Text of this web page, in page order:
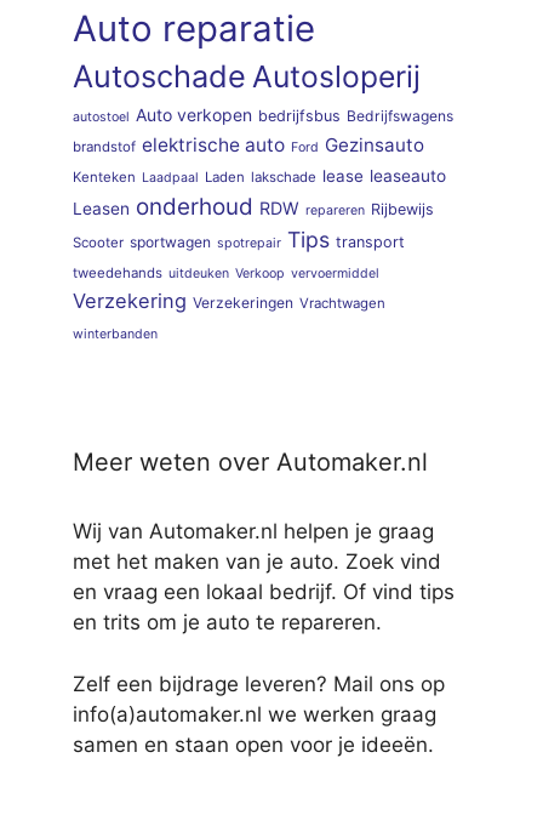
Auto reparatie
Autoschade Autosloperij
autostoel Auto verkopen bedrijfsbus Bedrijfswagens
brandstof elektrische auto Ford Gezinsauto
Kenteken Laadpaal Laden lakschade lease leaseauto
Leasen onderhoud RDW repareren Rijbewijs
Scooter sportwagen spotrepair Tips transport
tweedehands uitdeuken Verkoop vervoermiddel
Verzekering Verzekeringen Vrachtwagen
winterbanden
Meer weten over Automaker.nl
Wij van Automaker.nl helpen je graag
met het maken van je auto. Zoek vind
en vraag een lokaal bedrijf. Of vind tips
en trits om je auto te repareren.
Zelf een bijdrage leveren? Mail ons op
info(a)automaker.nl we werken graag
samen en staan open voor je ideeën.